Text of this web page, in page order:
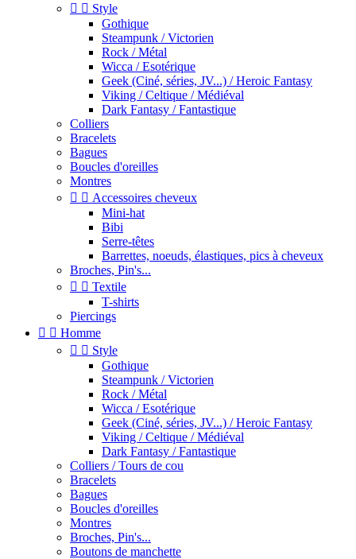
  Style
Gothique
Steampunk / Victorien
Rock / Métal
Wicca / Esotérique
Geek (Ciné, séries, JV...) / Heroic Fantasy
Viking / Celtique / Médiéval
Dark Fantasy / Fantastique
Colliers
Bracelets
Bagues
Boucles d'oreilles
Montres
  Accessoires cheveux
Mini-hat
Bibi
Serre-têtes
Barrettes, noeuds, élastiques, pics à cheveux
Broches, Pin's...
  Textile
T-shirts
Piercings
  Homme
  Style
Gothique
Steampunk / Victorien
Rock / Métal
Wicca / Esotérique
Geek (Ciné, séries, JV...) / Heroic Fantasy
Viking / Celtique / Médiéval
Dark Fantasy / Fantastique
Colliers / Tours de cou
Bracelets
Bagues
Boucles d'oreilles
Montres
Broches, Pin's...
Boutons de manchette